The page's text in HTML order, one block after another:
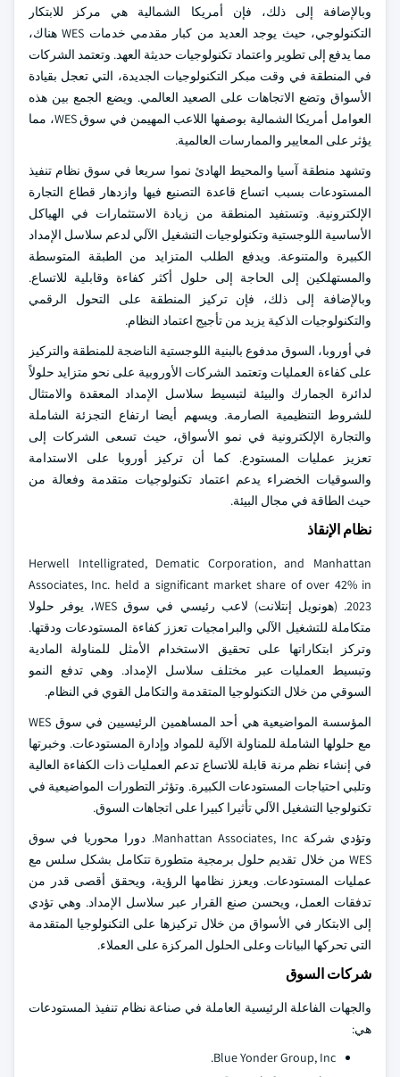
وبالإضافة إلى ذلك، فإن أمريكا الشمالية هي مركز للابتكار
التكنولوجي، حيث يوجد العديد من كبار مقدمي خدمات WES هناك،
مما يدفع إلى تطوير واعتماد تكنولوجيات حديثة العهد. وتعتمد الشركات
في المنطقة في وقت مبكر التكنولوجيات الجديدة، التي تعجل بقيادة
الأسواق وتضع الاتجاهات على الصعيد العالمي. ويضع الجمع بين هذه
العوامل أمريكا الشمالية بوصفها اللاعب المهيمن في سوق WES، مما
يؤثر على المعايير والممارسات العالمية.
وتشهد منطقة آسيا والمحيط الهادئ نموا سريعا في سوق نظام تنفيذ
المستودعات بسبب اتساع قاعدة التصنيع فيها وازدهار قطاع التجارة
الإلكترونية. وتستفيد المنطقة من زيادة الاستثمارات في الهياكل
الأساسية اللوجستية وتكنولوجيات التشغيل الآلي لدعم سلاسل الإمداد
الكبيرة والمتنوعة. ويدفع الطلب المتزايد من الطبقة المتوسطة
والمستهلكين إلى الحاجة إلى حلول أكثر كفاءة وقابلية للاتساع.
وبالإضافة إلى ذلك، فإن تركيز المنطقة على التحول الرقمي
والتكنولوجيات الذكية يزيد من تأجيج اعتماد النظام.
في أوروبا، السوق مدفوع بالبنية اللوجستية الناضجة للمنطقة والتركيز
على كفاءة العمليات وتعتمد الشركات الأوروبية على نحو متزايد حلولاً
لدائرة الجمارك والبيئة لتبسيط سلاسل الإمداد المعقدة والامتثال
للشروط التنظيمية الصارمة. ويسهم أيضا ارتفاع التجزئة الشاملة
والتجارة الإلكترونية في نمو الأسواق، حيث تسعى الشركات إلى
تعزيز عمليات المستودع. كما أن تركيز أوروبا على الاستدامة
والسوقيات الخضراء يدعم اعتماد تكنولوجيات متقدمة وفعالة من
حيث الطاقة في مجال البيئة.
نظام الإنقاذ
Herwell Intelligrated, Dematic Corporation, and Manhattan
Associates, Inc. held a significant market share of over 42% in
2023. (هونويل إنتلانت) لاعب رئيسي في سوق WES، يوفر حلولا
متكاملة للتشغيل الآلي والبرامجيات تعزز كفاءة المستودعات ودقتها.
وتركز ابتكاراتها على تحقيق الاستخدام الأمثل للمناولة المادية
وتبسيط العمليات عبر مختلف سلاسل الإمداد. وهي تدفع النمو
السوقي من خلال التكنولوجيا المتقدمة والتكامل القوي في النظام.
المؤسسة المواضيعية هي أحد المساهمين الرئيسيين في سوق WES
مع حلولها الشاملة للمناولة الآلية للمواد وإدارة المستودعات. وخبرتها
في إنشاء نظم مرنة قابلة للاتساع تدعم العمليات ذات الكفاءة العالية
وتلبي احتياجات المستودعات الكبيرة. وتؤثر التطورات المواضيعية في
تكنولوجيا التشغيل الآلي تأثيرا كبيرا على اتجاهات السوق.
وتؤدي شركة Manhattan Associates, Inc. دورا محوريا في سوق
WES من خلال تقديم حلول برمجية متطورة تتكامل بشكل سلس مع
عمليات المستودعات. ويعزز نظامها الرؤية، ويحقق أقصى قدر من
تدفقات العمل، ويحسن صنع القرار عبر سلاسل الإمداد. وهي تؤدي
إلى الابتكار في الأسواق من خلال تركيزها على التكنولوجيا المتقدمة
التي تحركها البيانات وعلى الحلول المركزة على العملاء.
شركات السوق
والجهات الفاعلة الرئيسية العاملة في صناعة نظام تنفيذ المستودعات
هي:
Blue Yonder Group, Inc.